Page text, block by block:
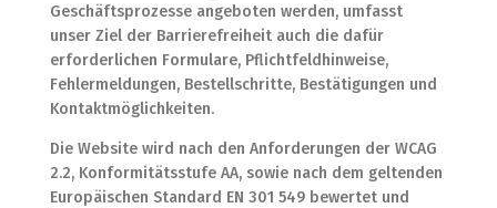
Geschäftsprozesse angeboten werden, umfasst
unser Ziel der Barrierefreiheit auch die dafür
erforderlichen Formulare, Pflichtfeldhinweise,
Fehlermeldungen, Bestellschritte, Bestätigungen und
Kontaktmöglichkeiten.
Die Website wird nach den Anforderungen der WCAG
2.2, Konformitätsstufe AA, sowie nach dem geltenden
Europäischen Standard EN 301 549 bewertet und